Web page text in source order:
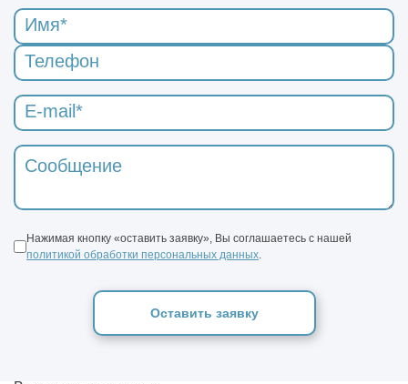
Нажимая кнопку «оставить заявку», Вы соглашаетесь с нашей
политикой обработки персональных данных
Оставить заявку